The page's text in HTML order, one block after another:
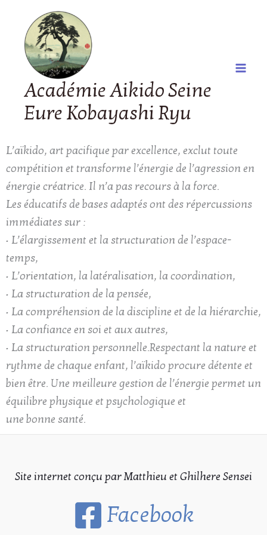
contenu
Académie Aikido Seine
Eure Kobayashi Ryu
L’aïkido, art pacifique par excellence, exclut toute
compétition et transforme l’énergie de l’agression en
énergie créatrice. Il n’a pas recours à la force.
Les éducatifs de bases adaptés ont des répercussions
immédiates sur :
• L’élargissement et la structuration de l’espace-
temps,
• L’orientation, la latéralisation, la coordination,
• La structuration de la pensée,
• La compréhension de la discipline et de la hiérarchie,
• La confiance en soi et aux autres,
• La structuration personnelle.Respectant la nature et
rythme de chaque enfant, l’aïkido procure détente et
bien être. Une meilleure gestion de l’énergie permet un
équilibre physique et psychologique et
une bonne santé.
Site internet conçu par Matthieu et Ghilhere Sensei
Facebook